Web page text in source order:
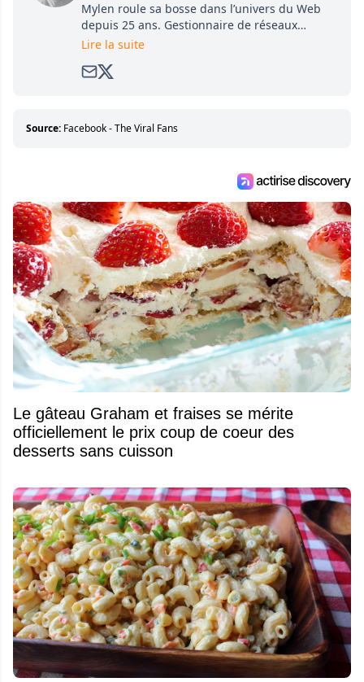
Mylen roule sa bosse dans l’univers du Web
depuis 25 ans. Gestionnaire de réseaux
sociaux, journaliste pigiste, rédactrice… elle a
livres pour enfants (dont les best seller «Le
pour la communication et de l’écriture au sein
Lire la suite
Source: Facebook - The Viral Fans
Le gâteau Graham et fraises se mérite
officiellement le prix coup de coeur des
desserts sans cuisson